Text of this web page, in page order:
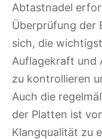
Abtastnadel
Überprüfung der
sich, die
Auflagekraft und
zu kontrollieren
Auch die
der Platten ist
Klangqualität zu